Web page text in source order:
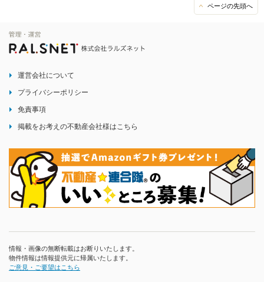
ページの先頭へ
運営会社について
プライバシーポリシー
免責事項
掲載をお考えの不動産会社様はこちら
情報・画像の無断転載はお断りいたします。
物件情報は情報提供元に帰属いたします。
ご意見・ご要望はこちら